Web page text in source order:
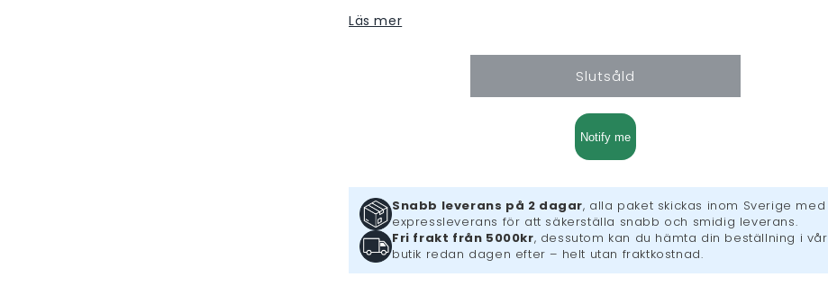
Dark
Secret
(DS)
Dark
(DS)
Läs mer
Slutsåld
Notify me
Snabb leverans på 2 dagar, alla paket skickas inom Sverige med
expressleverans för att säkerställa snabb och smidig leverans.
Fri frakt från 5000kr, dessutom kan du hämta din beställning i vår
butik redan dagen efter – helt utan fraktkostnad.